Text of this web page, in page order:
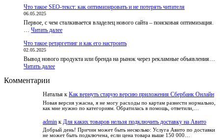
к
обвинения
факты
игры,
и
вера
удачу:
развлечься
безопасно
в
зависимость
Что такое SEO-текст: как оптимизировать и не потерять читателя
06.05.2025
Первое, с чем сталкивается владелец нового сайта – поисковая оптимизация.
… Читать далее:
такое
текст:
потерять
читателя
Что такое ретаргетинг и как его настроить
02.05.2025
Вывод нового продукта или бренда на рынок через рекламные объявления…
Читать далее:
и
как
его
Комментарии
Наталья к Как вернуть старую версию приложения Сбербанк Онлайн
Новая версия ужасна, я не могу расходы по картам разнести нормально,
как мне нужно по категориям. Обратилась в помощь, ответили,…
admin к Для каких товаров нельзя подключить доставку на Авито
Добрый день! Причин может быть несколько: Услуга Авито по доставки
не может быть подключена, если цена товара выше 150 000…